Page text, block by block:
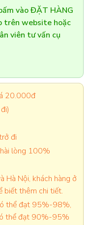
vào ĐẶT HÀNG
trên website hoặc
viên tư vấn cụ
20.000đ
đi
lòng 100%
Hà Nội, khách hàng ở
biết thêm chi tiết.
thể đạt 95%-98%,
thể đạt 90%-95%